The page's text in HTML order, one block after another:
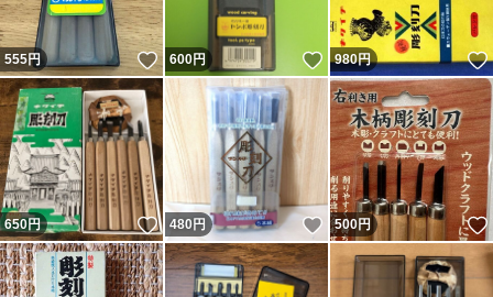
555円 いいね！
600円 いいね！
980円
650円 いいね！
480円 いいね！
500円